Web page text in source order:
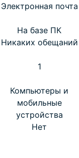
Электронная почта
На базе ПК
Никаких обещаний
1
Компьютеры и
мобильные
устройства
Нет